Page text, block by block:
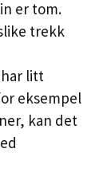
er tom.
trekk
litt
eksempel
kan det